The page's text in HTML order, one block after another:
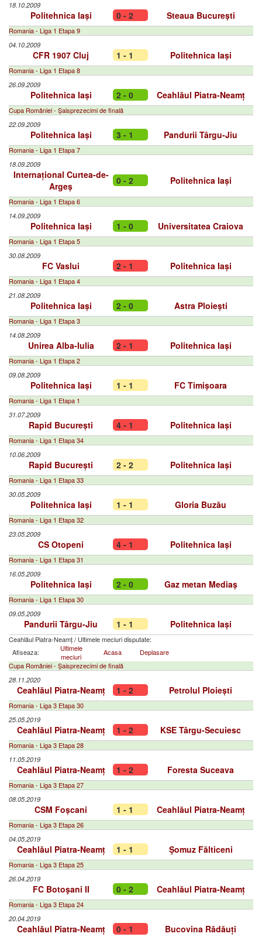
18.10.2009
Politehnica Iași 0 - 2 Steaua București
Romania - Liga 1 Etapa 9
04.10.2009
CFR 1907 Cluj 1 - 1 Politehnica Iași
Romania - Liga 1 Etapa 8
26.09.2009
Politehnica Iași 2 - 0 Ceahlăul Piatra-Neamț
Cupa României - Șaisprezecimi de finală
22.09.2009
Politehnica Iași 3 - 1 Pandurii Târgu-Jiu
Romania - Liga 1 Etapa 7
18.09.2009
Internațional Curtea-de-
Argeș
0 - 2 Politehnica Iași
Romania - Liga 1 Etapa 6
14.09.2009
Politehnica Iași 1 - 0 Universitatea Craiova
Romania - Liga 1 Etapa 5
30.08.2009
FC Vaslui 2 - 1 Politehnica Iași
Romania - Liga 1 Etapa 4
21.08.2009
Politehnica Iași 2 - 0 Astra Ploiești
Romania - Liga 1 Etapa 3
14.08.2009
Unirea Alba-Iulia 2 - 1 Politehnica Iași
Romania - Liga 1 Etapa 2
09.08.2009
Politehnica Iași 1 - 1 FC Timișoara
Romania - Liga 1 Etapa 1
31.07.2009
Rapid București 4 - 1 Politehnica Iași
Romania - Liga 1 Etapa 34
10.06.2009
Rapid București 2 - 2 Politehnica Iași
Romania - Liga 1 Etapa 33
30.05.2009
Politehnica Iași 1 - 1 Gloria Buzău
Romania - Liga 1 Etapa 32
23.05.2009
CS Otopeni 4 - 1 Politehnica Iași
Romania - Liga 1 Etapa 31
16.05.2009
Politehnica Iași 2 - 0 Gaz metan Mediaș
Romania - Liga 1 Etapa 30
09.05.2009
Pandurii Târgu-Jiu 1 - 1 Politehnica Iași
Ceahlăul Piatra-Neamț/ Ultimele meciuri disputate:
Afiseaza:
Ultimele
meciuri
Acasa
Deplasare
Cupa României - Șaisprezecimi de finală
28.11.2020
Ceahlăul Piatra-Neamț 1 - 2 Petrolul Ploiești
Romania - Liga 3 Etapa 30
25.05.2019
Ceahlăul Piatra-Neamț 1 - 2 KSE Târgu-Secuiesc
Romania - Liga 3 Etapa 28
11.05.2019
Ceahlăul Piatra-Neamț 1 - 2 Foresta Suceava
Romania - Liga 3 Etapa 27
08.05.2019
CSM Foșcani 1 - 1 Ceahlăul Piatra-Neamț
Romania - Liga 3 Etapa 26
04.05.2019
Ceahlăul Piatra-Neamț 1 - 1 Şomuz Fălticeni
Romania - Liga 3 Etapa 25
26.04.2019
FC Botoşani II 0 - 2 Ceahlăul Piatra-Neamț
Romania - Liga 3 Etapa 24
20.04.2019
Ceahlăul Piatra-Neamț 0 - 1 Bucovina Rădăuți